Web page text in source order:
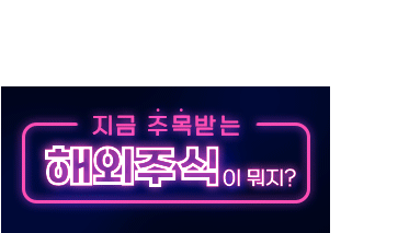
'
… STOXX 600 지수는 나흘 연속 최고치